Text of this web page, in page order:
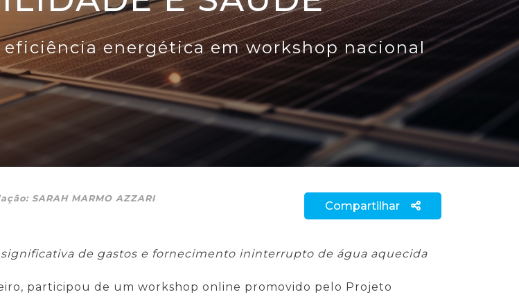
energética em workshop nacional
SARAH MARMO AZZARI
Compartilhar
de gastos e fornecimento ininterrupto de água aquecida
participou de um workshop online promovido pelo Projeto